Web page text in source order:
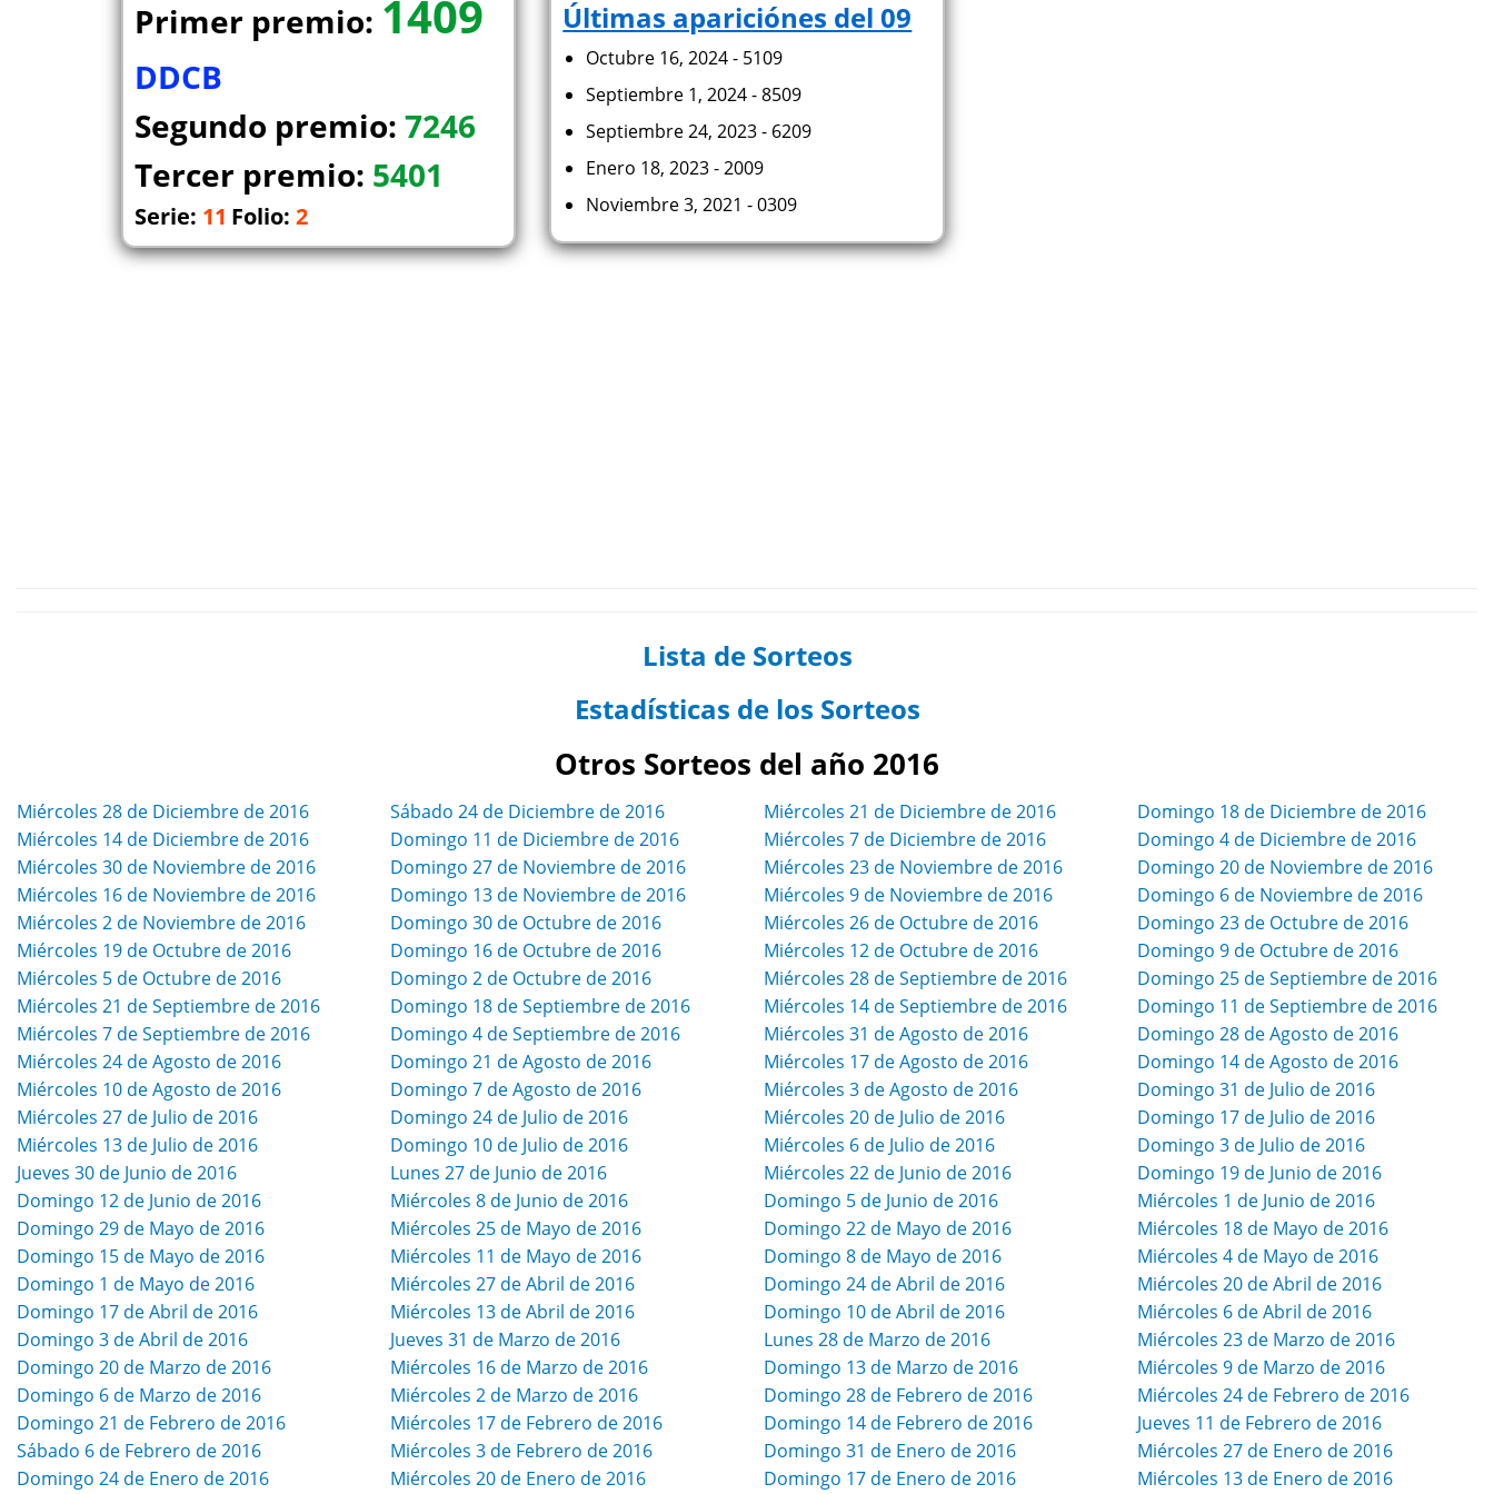
Primer premio: 1409
DDCB
Segundo premio: 7246
Tercer premio: 5401
Serie: 11 Folio: 2
Últimas apariciónes del 09
Octubre 16, 2024 - 5109
Septiembre 1, 2024 - 8509
Septiembre 24, 2023 - 6209
Enero 18, 2023 - 2009
Noviembre 3, 2021 - 0309
Lista de Sorteos
Estadísticas de los Sorteos
Otros Sorteos del año 2016
Miércoles 28 de Diciembre de 2016 Sábado 24 de Diciembre de 2016 Miércoles 21 de Diciembre de 2016
Domingo 18 de Diciembre de 2016
Miércoles 14 de Diciembre de 2016
Domingo 11 de Diciembre de 2016 Miércoles 7 de Diciembre de 2016
Domingo 4 de Diciembre de 2016
Miércoles 30 de Noviembre de 2016
Domingo 27 de Noviembre de 2016 Miércoles 23 de Noviembre de 2016
Domingo 20 de Noviembre de 2016
Miércoles 16 de Noviembre de 2016
Domingo 13 de Noviembre de 2016 Miércoles 9 de Noviembre de 2016
Domingo 6 de Noviembre de 2016
Miércoles 2 de Noviembre de 2016
Domingo 30 de Octubre de 2016 Miércoles 26 de Octubre de 2016
Domingo 23 de Octubre de 2016
Miércoles 19 de Octubre de 2016
Domingo 16 de Octubre de 2016 Miércoles 12 de Octubre de 2016
Domingo 9 de Octubre de 2016
Miércoles 5 de Octubre de 2016
Domingo 2 de Octubre de 2016 Miércoles 28 de Septiembre de 2016
Domingo 25 de Septiembre de 2016
Miércoles 21 de Septiembre de 2016
Domingo 18 de Septiembre de 2016 Miércoles 14 de Septiembre de 2016
Domingo 11 de Septiembre de 2016
Miércoles 7 de Septiembre de 2016
Domingo 4 de Septiembre de 2016 Miércoles 31 de Agosto de 2016
Domingo 28 de Agosto de 2016
Miércoles 24 de Agosto de 2016
Domingo 21 de Agosto de 2016 Miércoles 17 de Agosto de 2016
Domingo 14 de Agosto de 2016
Miércoles 10 de Agosto de 2016
Domingo 7 de Agosto de 2016 Miércoles 3 de Agosto de 2016
Domingo 31 de Julio de 2016
Miércoles 27 de Julio de 2016
Domingo 24 de Julio de 2016 Miércoles 20 de Julio de 2016
Domingo 17 de Julio de 2016
Miércoles 13 de Julio de 2016
Domingo 10 de Julio de 2016 Miércoles 6 de Julio de 2016
Domingo 3 de Julio de 2016
Jueves 30 de Junio de 2016
Lunes 27 de Junio de 2016 Miércoles 22 de Junio de 2016
Domingo 19 de Junio de 2016
Domingo 12 de Junio de 2016
Miércoles 8 de Junio de 2016 Domingo 5 de Junio de 2016
Miércoles 1 de Junio de 2016
Domingo 29 de Mayo de 2016
Miércoles 25 de Mayo de 2016 Domingo 22 de Mayo de 2016
Miércoles 18 de Mayo de 2016
Domingo 15 de Mayo de 2016
Miércoles 11 de Mayo de 2016 Domingo 8 de Mayo de 2016
Miércoles 4 de Mayo de 2016
Domingo 1 de Mayo de 2016
Miércoles 27 de Abril de 2016 Domingo 24 de Abril de 2016
Miércoles 20 de Abril de 2016
Domingo 17 de Abril de 2016
Miércoles 13 de Abril de 2016 Domingo 10 de Abril de 2016
Miércoles 6 de Abril de 2016
Domingo 3 de Abril de 2016
Jueves 31 de Marzo de 2016 Lunes 28 de Marzo de 2016
Miércoles 23 de Marzo de 2016
Domingo 20 de Marzo de 2016
Miércoles 16 de Marzo de 2016 Domingo 13 de Marzo de 2016
Miércoles 9 de Marzo de 2016
Domingo 6 de Marzo de 2016
Miércoles 2 de Marzo de 2016 Domingo 28 de Febrero de 2016
Miércoles 24 de Febrero de 2016
Domingo 21 de Febrero de 2016
Miércoles 17 de Febrero de 2016 Domingo 14 de Febrero de 2016
Jueves 11 de Febrero de 2016
Sábado 6 de Febrero de 2016
Miércoles 3 de Febrero de 2016 Domingo 31 de Enero de 2016
Miércoles 27 de Enero de 2016
Domingo 24 de Enero de 2016
Miércoles 20 de Enero de 2016 Domingo 17 de Enero de 2016 Miércoles 13 de Enero de 2016